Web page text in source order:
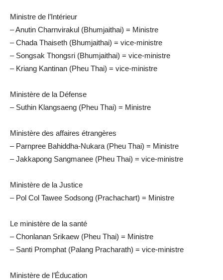
Ministre de l’Intérieur
– Anutin Charnvirakul (Bhumjaithai) = Ministre
– Chada Thaiseth (Bhumjaithai) = vice-ministre
– Songsak Thongsri (Bhumjaithai) = vice-ministre
– Kriang Kantinan (Pheu Thai) = vice-ministre
Ministère de la Défense
– Suthin Klangsaeng (Pheu Thai) = Ministre
Ministère des affaires étrangères
– Parnpree Bahiddha-Nukara (Pheu Thai) = Ministre
– Jakkapong Sangmanee (Pheu Thai) = vice-ministre
Ministère de la Justice
– Pol Col Tawee Sodsong (Prachachart) = Ministre
Le ministère de la santé
– Chonlanan Srikaew (Pheu Thai) = Ministre
– Santi Promphat (Palang Pracharath) = vice-ministre
Ministère de l’Éducation